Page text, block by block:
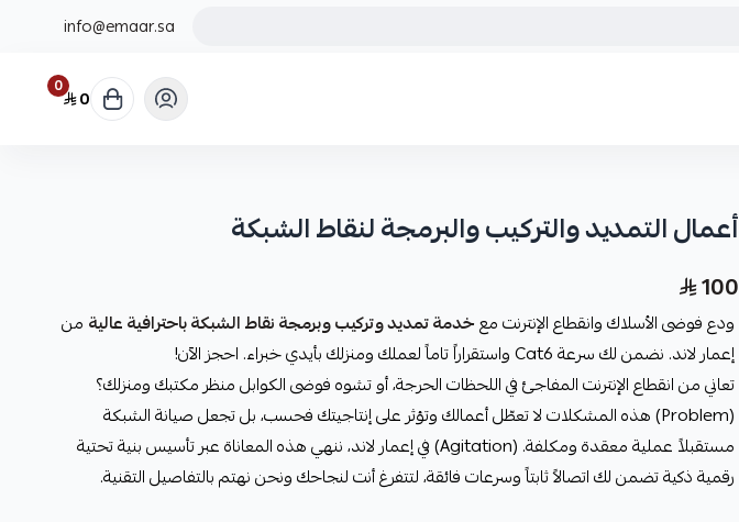
info@emaar.sa
0 0
أعمال التمديد والتركيب والبرمجة لنقاط الشبكة
100
ودع فوضى الأسلاك وانقطاع الإنترنت معخدمة تمديد وتركيب وبرمجة نقاط الشبكة باحترافية عالية من
إعمار لاند. نضمن لك سرعة Cat6 واستقراراً تاماً لعملك ومنزلك بأيدي خبراء. احجز الآن!
تعاني من انقطاع الإنترنت المفاجئ في اللحظات الحرجة، أو تشوه فوضى الكوابل منظر مكتبك ومنزلك؟
(Problem) هذه المشكلات لا تعطّل أعمالك وتؤثر على إنتاجيتك فحسب، بل تجعل صيانة الشبكة
مستقبلاً عملية معقدة ومكلفة. (Agitation) في إعمار لاند، ننهي هذه المعاناة عبر تأسيس بنية تحتية
رقمية ذكية تضمن لك اتصالاً ثابتاً وسرعات فائقة، لتتفرغ أنت لنجاحك ونحن نهتم بالتفاصيل التقنية.